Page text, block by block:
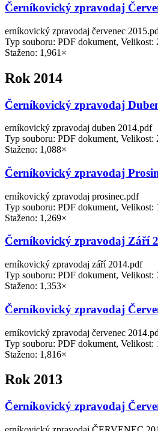
Černíkovický zpravodaj
erníkovický zpravodaj červenec
Typ souboru: PDF dokument, Velikost:
Staženo: 1,961×
Rok 2014
Černíkovický zpravodaj
erníkovický zpravodaj duben 2014.pdf
Typ souboru: PDF dokument, Velikost:
Staženo: 1,088×
Černíkovický zpravodaj
erníkovický zpravodaj prosinec.pdf
Typ souboru: PDF dokument, Velikost:
Staženo: 1,269×
Černíkovický zpravodaj Září
erníkovický zpravodaj září 2014.pdf
Typ souboru: PDF dokument, Velikost:
Staženo: 1,353×
Černíkovický zpravodaj
erníkovický zpravodaj červenec
Typ souboru: PDF dokument, Velikost:
Staženo: 1,816×
Rok 2013
Černíkovický zpravodaj